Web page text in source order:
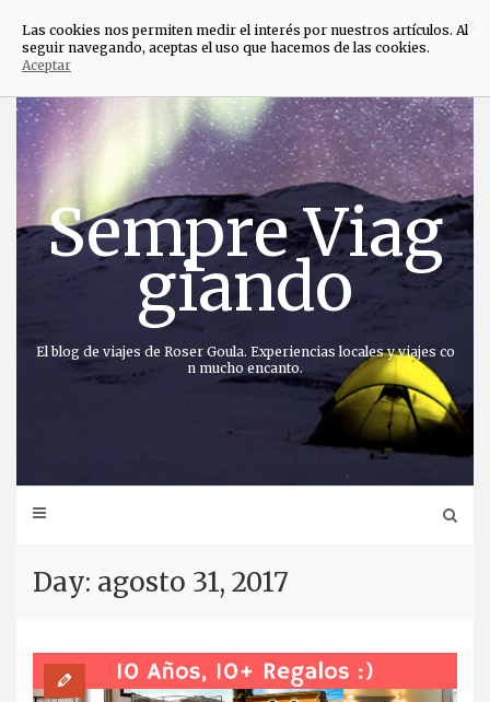
Saltar
contenido
Sempre Viag
giando
El blog de viajes de Roser Goula. Experiencias locales y viajes co
n mucho encanto.
Day: agosto 31, 2017
×
Las cookies nos permiten medir el interés por nuestros artículos. Al
seguir navegando, aceptas el uso que hacemos de las cookies.
Aceptar